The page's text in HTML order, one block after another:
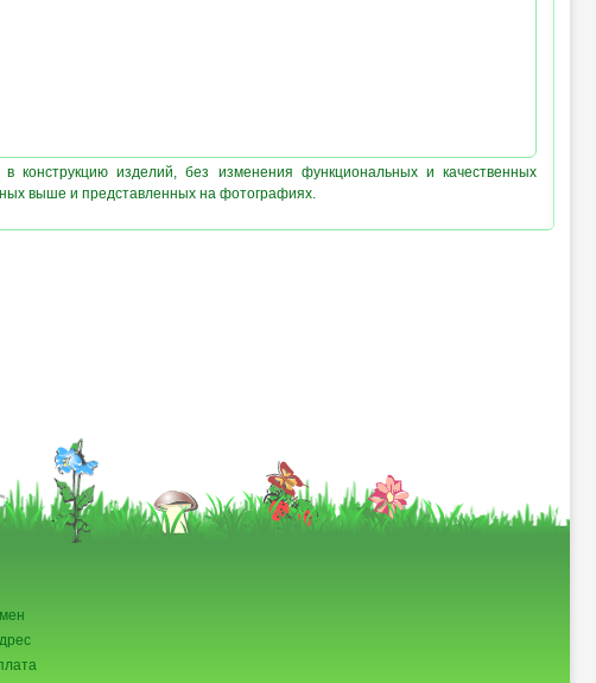
изделий, без изменения функциональных и качественных
выше и представленных на фотографиях.